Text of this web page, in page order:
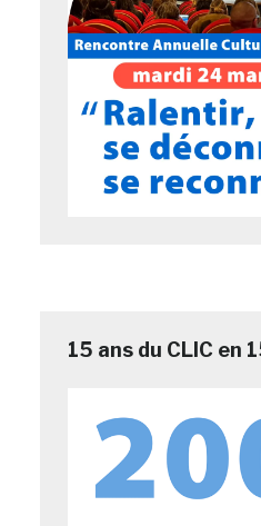
15 ans du CLIC en